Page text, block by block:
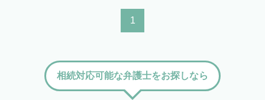
1
相続対応可能な弁護士をお探しなら